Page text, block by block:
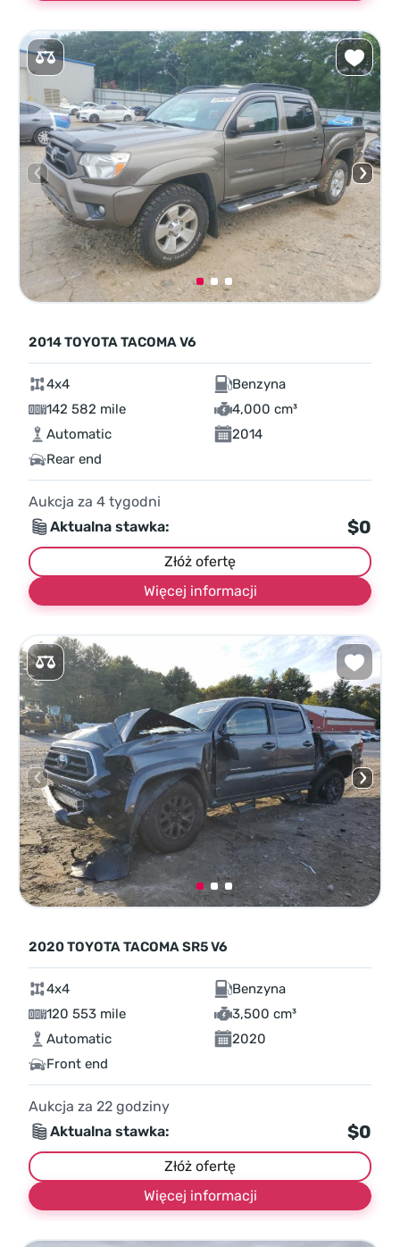
2014 TOYOTA TACOMA V6
4x4
Benzyna
142 582 mile
4,000 cm³
Automatic
2014
Rear end
Aukcja za 4 tygodni
Aktualna stawka:
$0
Złóż ofertę
Więcej informacji
2020 TOYOTA TACOMA SR5 V6
4x4
Benzyna
120 553 mile
3,500 cm³
Automatic
2020
Front end
Aukcja za 22 godziny
Aktualna stawka:
$0
Złóż ofertę
Więcej informacji